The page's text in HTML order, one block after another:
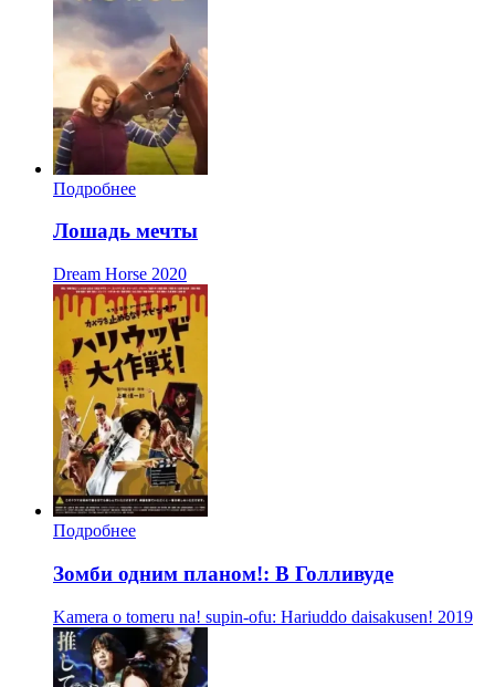
Подробнее
Лошадь мечты
Dream Horse 2020
Подробнее
Зомби одним планом!: В Голливуде
Kamera o tomeru na! supin-ofu: Hariuddo daisakusen! 2019